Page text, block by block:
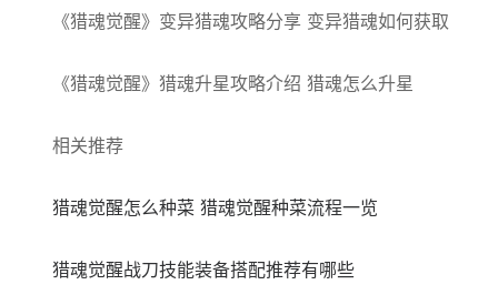
《猎魂觉醒》变异猎魂攻略分享 变异猎魂如何获取
《猎魂觉醒》猎魂升星攻略介绍 猎魂怎么升星
相关推荐
猎魂觉醒怎么种菜 猎魂觉醒种菜流程一览
猎魂觉醒战刀技能装备搭配推荐有哪些